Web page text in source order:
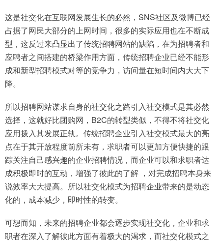
这是社交化在互联网发展生长的必然，SNS社区及微博已经
占据了网民大部分的上网时间，很多的实际应用也在不断成
型，这反过来凸显出了传统招聘网站的缺陷，在为招聘者和
应聘者之间搭建的桥梁作用方面，传统招聘企业已经不能形
成和新型招聘模式对等的竞争力，访问量在短时间内大大下
降。
所以招聘网站谋求自身的社交化之路引入社交模式是其必然
选择，这就好比团购网，B2C的转型类似，不得不将社交化
应用拨入其发展正轨。传统招聘企业引入社交模式最大的亮
点在于其开放程度前所未有，求职者可以更加方便快捷的跟
踪关注自己感兴趣的企业招聘情况，而企业可以和求职者达
成积极即时的互动，增强了彼此的了解 ，对完成招聘本身来
说效率大大提高。所以社交化模式为招聘企业带来的是动态
化的，成本减少，即时性的转变。
可想而知，未来的招聘企业都会逐步实现社交化，企业和求
职者在深入了解彼此方面有着极大的渴求，而社交化模式之